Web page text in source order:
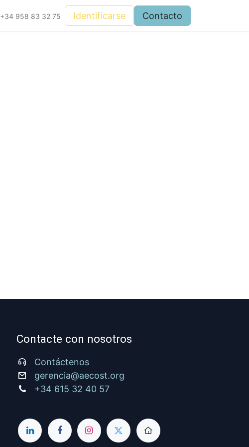
+34 958 83 32 75 Identificarse Contacto
Contacte con nosotros
Contáctenos
gerencia@aecost.org
+34 615 32 40 57